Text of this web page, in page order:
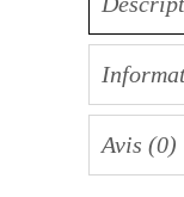
Avis (0)